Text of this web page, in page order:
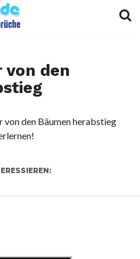
von den
den Bäumen herabstieg